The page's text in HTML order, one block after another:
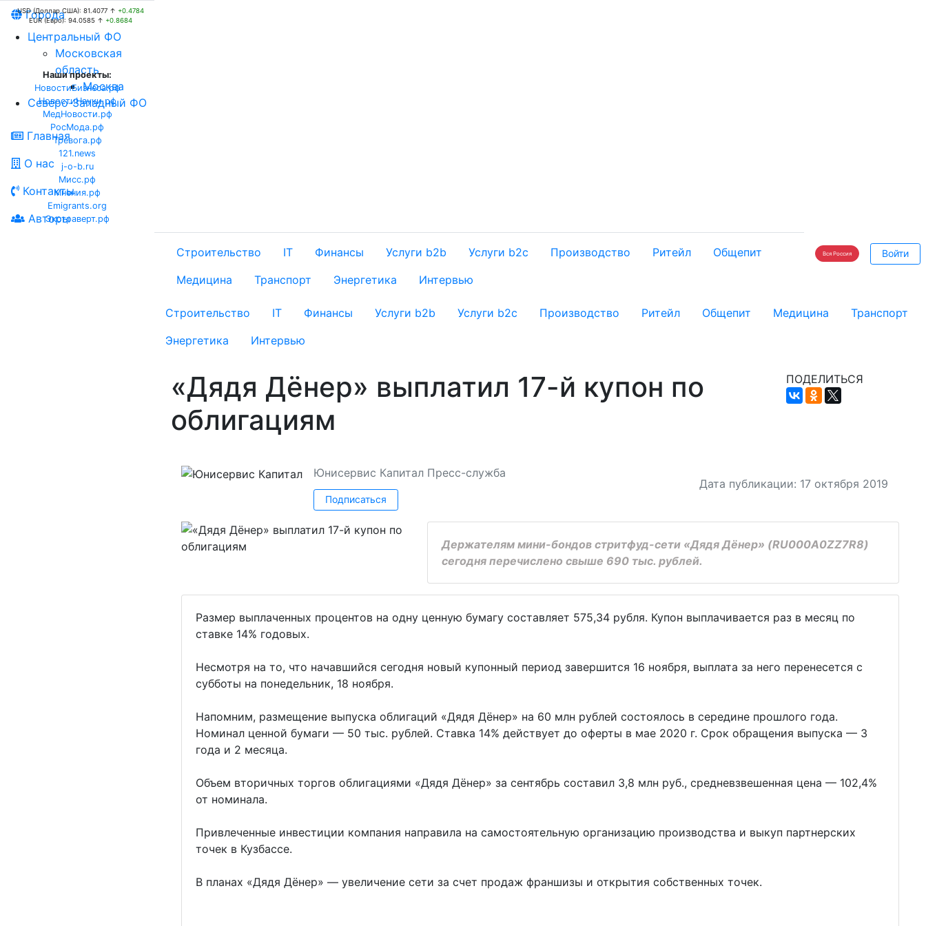
USD (Доллар США): 81.4077 ↑ +0.4784
EUR (Евро): 94.0585 ↑ +0.8684
Города
Центральный ФО
Московская
область
Москва
Северо-Западный ФО
Главная
О нас
Контакты
Авторы
Наши проекты:
НовостиБизнеса.рф
НовостиНауки.рф
МедНовости.рф
РосМода.рф
Тревога.рф
121.news
j-o-b.ru
Мисс.рф
Мнения.рф
Emigrants.org
Экстраверт.рф
Строительство IT Финансы Услуги b2b Услуги b2c Производство Ритейл
Общепит
Медицина
Транспорт Энергетика Интервью
Вся Россия Войти
Строительство IT Финансы Услуги b2b Услуги b2c Производство Ритейл Общепит Медицина
Транспорт
Энергетика
Интервью
«Дядя Дёнер» выплатил 17-й купон по
облигациям
ПОДЕЛИТЬСЯ
Юнисервис Капитал Пресс-служба
Подписаться
Дата публикации: 17 октября 2019
Держателям мини-бондов стритфуд-сети «Дядя Дёнер» (RU000A0ZZ7R8)
сегодня перечислено свыше 690 тыс. рублей.
Размер выплаченных процентов на одну ценную бумагу составляет 575,34 рубля. Купон выплачивается раз в месяц по
ставке 14% годовых.
Несмотря на то, что начавшийся сегодня новый купонный период завершится 16 ноября, выплата за него перенесется с
субботы на понедельник, 18 ноября.
Напомним, размещение выпуска облигаций «Дядя Дёнер» на 60 млн рублей состоялось в середине прошлого года.
Номинал ценной бумаги — 50 тыс. рублей. Ставка 14% действует до оферты в мае 2020 г. Срок обращения выпуска — 3
года и 2 месяца.
Объем вторичных торгов облигациями «Дядя Дёнер» за сентябрь составил 3,8 млн руб., средневзвешенная цена — 102,4%
от номинала.
Привлеченные инвестиции компания направила на самостоятельную организацию производства и выкуп партнерских
точек в Кузбассе.
В планах «Дядя Дёнер» — увеличение сети за счет продаж франшизы и открытия собственных точек.